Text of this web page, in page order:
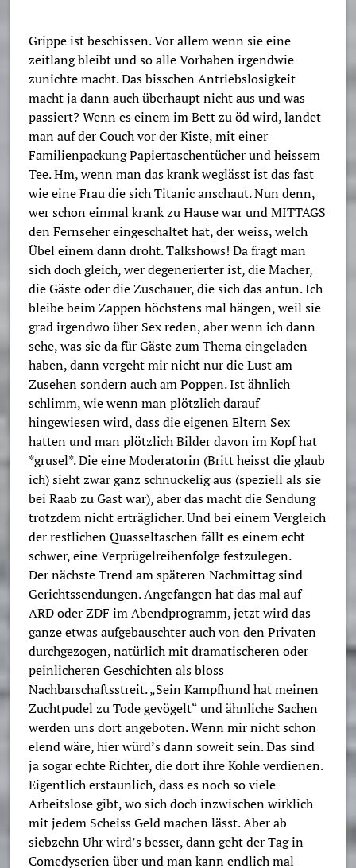
Grippe ist beschissen. Vor allem wenn sie eine
zeitlang bleibt und so alle Vorhaben irgendwie
zunichte macht. Das bisschen Antriebslosigkeit
macht ja dann auch überhaupt nicht aus und was
passiert? Wenn es einem im Bett zu öd wird, landet
man auf der Couch vor der Kiste, mit einer
Familienpackung Papiertaschentücher und heissem
Tee. Hm, wenn man das krank weglässt ist das fast
wie eine Frau die sich Titanic anschaut. Nun denn,
wer schon einmal krank zu Hause war und MITTAGS
den Fernseher eingeschaltet hat, der weiss, welch
Übel einem dann droht. Talkshows! Da fragt man
sich doch gleich, wer degenerierter ist, die Macher,
die Gäste oder die Zuschauer, die sich das antun. Ich
bleibe beim Zappen höchstens mal hängen, weil sie
grad irgendwo über Sex reden, aber wenn ich dann
sehe, was sie da für Gäste zum Thema eingeladen
haben, dann vergeht mir nicht nur die Lust am
Zusehen sondern auch am Poppen. Ist ähnlich
schlimm, wie wenn man plötzlich darauf
hingewiesen wird, dass die eigenen Eltern Sex
hatten und man plötzlich Bilder davon im Kopf hat
*grusel*. Die eine Moderatorin (Britt heisst die glaub
ich) sieht zwar ganz schnuckelig aus (speziell als sie
bei Raab zu Gast war), aber das macht die Sendung
trotzdem nicht erträglicher. Und bei einem Vergleich
der restlichen Quasseltaschen fällt es einem echt
schwer, eine Verprügelreihenfolge festzulegen.
Der nächste Trend am späteren Nachmittag sind
Gerichtssendungen. Angefangen hat das mal auf
ARD oder ZDF im Abendprogramm, jetzt wird das
ganze etwas aufgebauschter auch von den Privaten
durchgezogen, natürlich mit dramatischeren oder
peinlicheren Geschichten als bloss
Nachbarschaftsstreit. „Sein Kampfhund hat meinen
Zuchtpudel zu Tode gevögelt“ und ähnliche Sachen
werden uns dort angeboten. Wenn mir nicht schon
elend wäre, hier würd’s dann soweit sein. Das sind
ja sogar echte Richter, die dort ihre Kohle verdienen.
Eigentlich erstaunlich, dass es noch so viele
Arbeitslose gibt, wo sich doch inzwischen wirklich
mit jedem Scheiss Geld machen lässt. Aber ab
siebzehn Uhr wird’s besser, dann geht der Tag in
Comedyserien über und man kann endlich mal